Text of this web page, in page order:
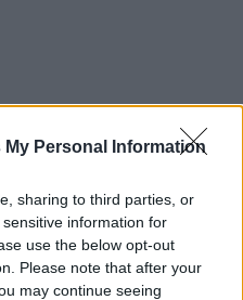
My Personal Information
sharing to third parties, or
information for
use the below opt-out
Please note that after your
may continue seeing